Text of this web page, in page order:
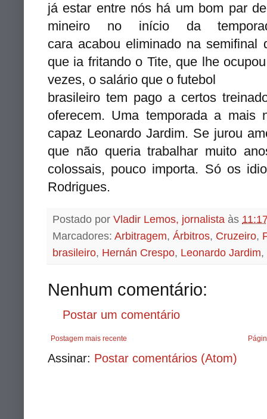
já estar entre nós há um bom par
mineiro no início da
cara acabou eliminado na semifinal
que ia fritando o Tite, que lhe
vezes, o salário que o futebol
brasileiro tem pago a certos
oferecem. Uma temporada a
capaz Leonardo Jardim. Se jurou
que não queria trabalhar muito
colossais, pouco importa. Só os
Rodrigues.
Postado por Vladir Lemos, jornalista às
Marcadores: Arbitragem, Árbitros, Cruzeiro,
brasileiro, Hernán Crespo, Leonardo Jardim,
Nenhum comentário:
Postar um comentário
Postagem mais recente
Assinar: Postar comentários (Atom)